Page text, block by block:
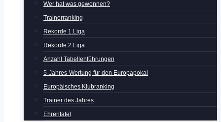
Wer hat was gewonnen?
Trainerranking
Rekorde 1.Liga
Rekorde 2.Liga
Anzahl Tabellenführungen
5-Jahres-Wertung für den Europapokal
Europäisches Klubranking
Trainer des Jahres
Ehrentafel